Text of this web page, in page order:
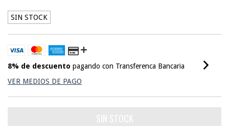
SIN STOCK
8% de descuento pagando con Transferenca Bancaria
VER MEDIOS DE PAGO